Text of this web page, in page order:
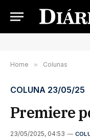
Home » Colunas
COLUNA 23/05/25
Premiere
23/05/2025, 04:53